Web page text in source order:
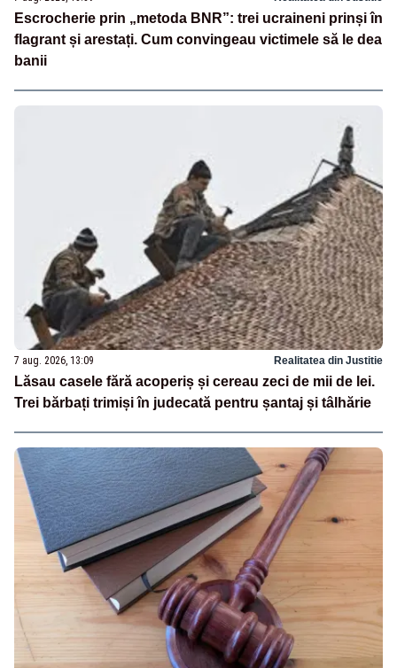
Escrocherie prin „metoda BNR”: trei ucraineni prinși în
flagrant și arestați. Cum convingeau victimele să le dea
banii
7 aug. 2026, 13:09 Realitatea din Justitie
Lăsau casele fără acoperiș și cereau zeci de mii de lei.
Trei bărbați trimiși în judecată pentru șantaj și tâlhărie